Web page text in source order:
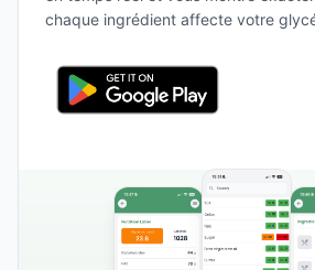
chaque ingrédient affecte votre